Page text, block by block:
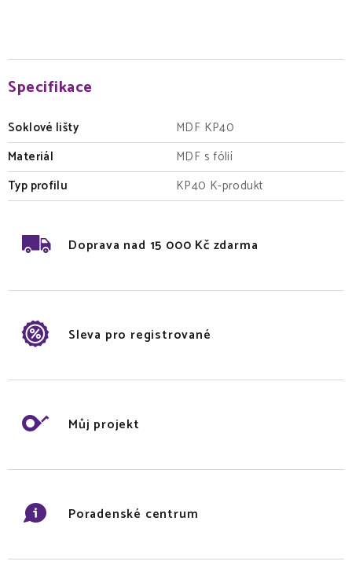
Specifikace
Soklové lišty
MDF KP40
Materiál
MDF s fólií
Typ profilu
KP40 K-produkt
Doprava nad 15 000 Kč zdarma
Sleva pro registrované
Můj projekt
Poradenské centrum